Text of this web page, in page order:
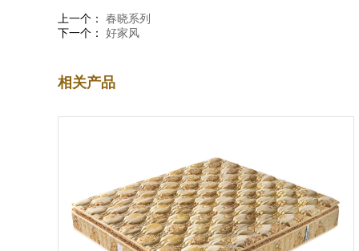
上一个： 春晓系列
下一个： 好家风
相关产品